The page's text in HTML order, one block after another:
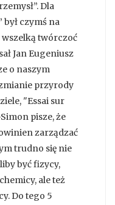
Dla
czymś na
wszelką twórczoć
Jan Eugeniusz
o naszym
przyrody
"Essai sur
pisze, że
zarządzać
trudno się nie
być fizycy,
ale też
Do tego 5